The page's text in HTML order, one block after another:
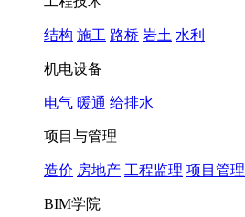
结构 施工 路桥 岩土 水利
机电设备
电气 暖通 给排水
项目与管理
造价 房地产 工程监理 项目管理
BIM学院